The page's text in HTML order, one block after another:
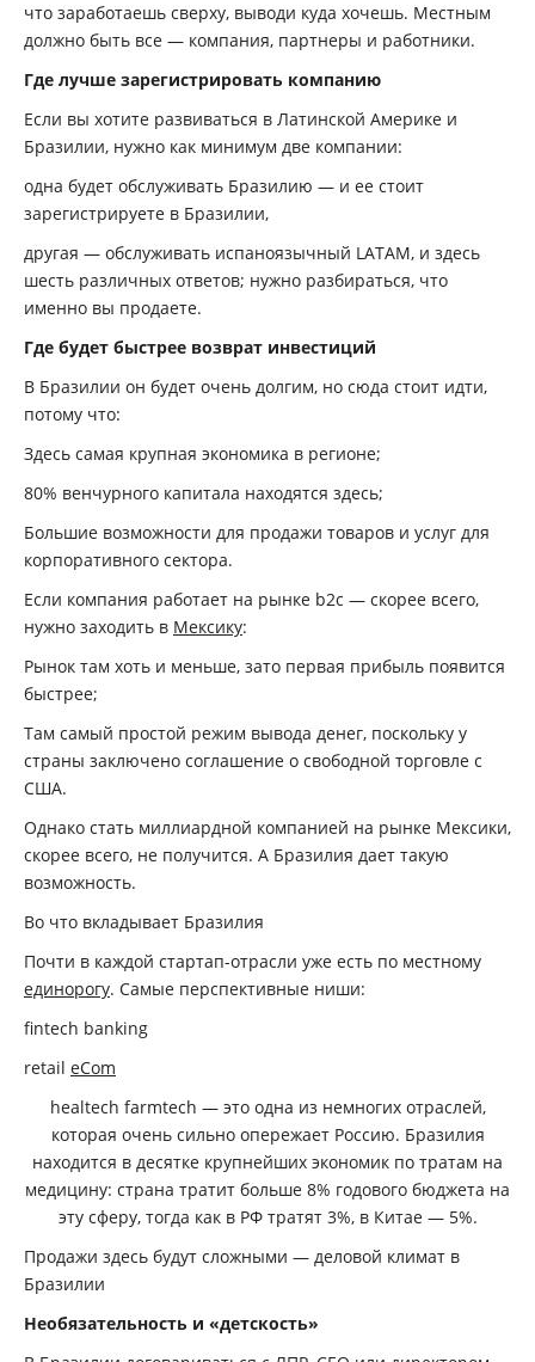
что заработаешь сверху, выводи куда хочешь. Местным
должно быть все — компания, партнеры и работники.
Где лучше зарегистрировать компанию
Если вы хотите развиваться в Латинской Америке и
Бразилии, нужно как минимум две компании:
одна будет обслуживать Бразилию — и ее стоит
зарегистрируете в Бразилии,
другая — обслуживать испаноязычный LATAM, и здесь
шесть различных ответов; нужно разбираться, что
именно вы продаете.
Где будет быстрее возврат инвестиций
В Бразилии он будет очень долгим, но сюда стоит идти,
потому что:
Здесь самая крупная экономика в регионе;
80% венчурного капитала находятся здесь;
Большие возможности для продажи товаров и услуг для
корпоративного сектора.
Если компания работает на рынке b2c — скорее всего,
нужно заходить в Мексику:
Рынок там хоть и меньше, зато первая прибыль появится
быстрее;
Там самый простой режим вывода денег, поскольку у
страны заключено соглашение о свободной торговле с
США.
Однако стать миллиардной компанией на рынке Мексики,
скорее всего, не получится. А Бразилия дает такую
возможность.
Во что вкладывает Бразилия
Почти в каждой стартап-отрасли уже есть по местному
единорогу. Самые перспективные ниши:
fintech banking
retail eСom
healtech farmtech — это одна из немногих отраслей,
которая очень сильно опережает Россию. Бразилия
находится в десятке крупнейших экономик по тратам на
медицину: страна тратит больше 8% годового бюджета на
эту сферу, тогда как в РФ тратят 3%, в Китае — 5%.
Продажи здесь будут сложными — деловой климат в
Бразилии
Необязательность и «детскость»